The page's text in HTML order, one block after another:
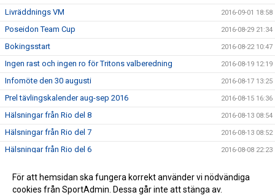
Livräddnings VM 2016-09-01 18:58
Poseidon Team Cup 2016-08-29 21:34
Bokingsstart 2016-08-22 10:47
Ingen rast och ingen ro för Tritons valberedning 2016-08-19 12:19
Infomöte den 30 augusti 2016-08-17 13:25
Prel tävlingskalender aug-sep 2016 2016-08-15 16:36
Hälsningar från Rio del 8 2016-08-13 08:54
Hälsningar från Rio del 7 2016-08-13 08:52
Hälsningar från Rio del 6 2016-08-08 22:23
Hälsningar från Rio del 4 2016-08-06 02:34
För att hemsidan ska fungera korrekt använder vi nödvändiga
cookies från SportAdmin. Dessa går inte att stänga av.